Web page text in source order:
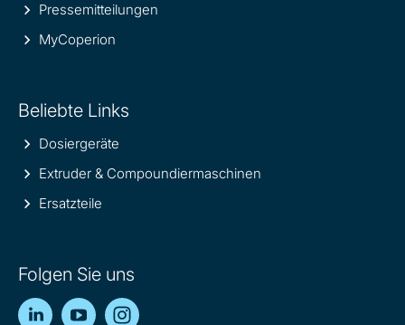
Pressemitteilungen
MyCoperion
Beliebte Links
Dosiergeräte
Extruder & Compoundiermaschinen
Ersatzteile
Folgen Sie uns
LinkedInYouTube